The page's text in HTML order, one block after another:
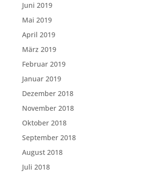
Juni 2019
Mai 2019
April 2019
März 2019
Februar 2019
Januar 2019
Dezember 2018
November 2018
Oktober 2018
September 2018
August 2018
Juli 2018